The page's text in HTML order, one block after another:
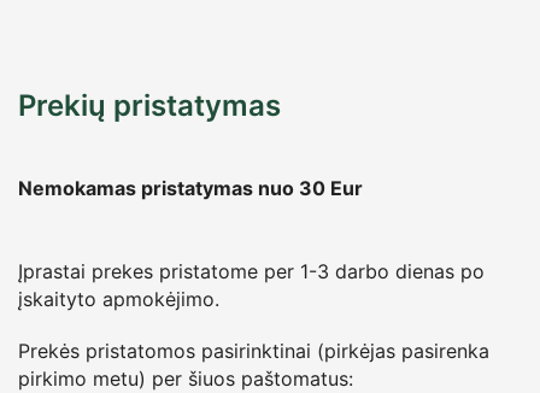
Prekių pristatymas
Nemokamas pristatymas nuo 30 Eur
Įprastai prekes pristatome per 1-3 darbo dienas po
įskaityto apmokėjimo.
Prekės pristatomos pasirinktinai (pirkėjas pasirenka
pirkimo metu) per šiuos paštomatus: